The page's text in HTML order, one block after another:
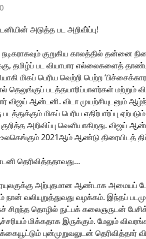
அடுத்த பட அறிவி்ப்பு!
குறுகிய காலத்தில் தன்னை
தமிழ்ப் பட வியாபார எல்லைகளைத்
மிகப் பெரிய வெற்றி பெற்ற
படத்தயாரிப்பாளர்கள் மற்றும்
விஜய் ஆன்டனி. விடா முயற்சியுடனும்
மிகப் பெரிய எதிர்பார்ப்பு
அறிவிப்பு வெளியாகிறது. விஜய்
2021ஆம் ஆண்டு திரையிடத்
தெரிவித்ததாவது…
அற்புதமான ஆண்டாக அமையப்
வலியுறுத்துவது வழக்கம். இந்தப்
சிறந்த தொழில் நுட்பக் கலைஞருடன்
மிக்கதாக இருக்கும். மேலும்
புன்முறுவலுடன்